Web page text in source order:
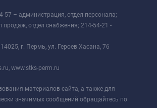
57 – администрация, отдел персонала;
продаж, отдел снабжения; 214-54-21 -
г. Пермь, ул. Героев Хасана, 76
www.stks-perm.ru
материалов сайта, а также для
значимых сообщений обращайтесь по